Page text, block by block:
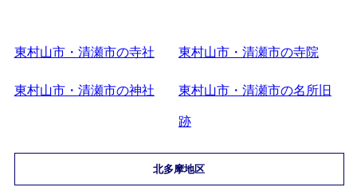
東村山市・清瀬市の寺社 東村山市・清瀬市の寺院
東村山市・清瀬市の神社 東村山市・清瀬市の名所旧
跡
北多摩地区